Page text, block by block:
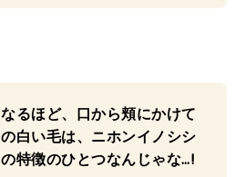
なるほど、口から頬にかけて
の白い毛は、ニホンイノシシ
の特徴のひとつなんじゃな…!